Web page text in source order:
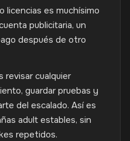
licencias es muchísimo
publicitaria, un
después de otro
revisar cualquier
guardar pruebas y
del escalado. Así es
adult estables, sin
repetidos.